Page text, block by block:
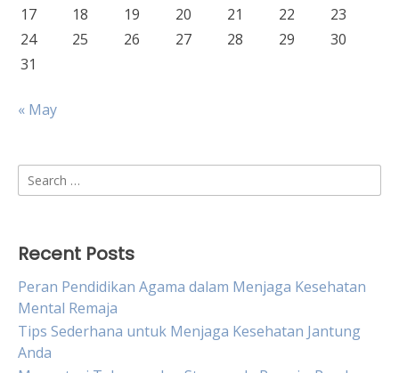
17
18 19 20 21 22
23
24
25 26 27 28 29
30
31
« May
Search
for:
Recent Posts
Peran Pendidikan Agama dalam Menjaga Kesehatan
Mental Remaja
Tips Sederhana untuk Menjaga Kesehatan Jantung
Anda